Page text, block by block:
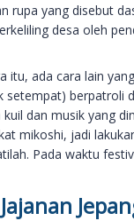
rupa yang disebut
desa oleh
itu, ada cara lain
setempat) berpatroli
dan musik yang
mikoshi, jadi
Pada waktu